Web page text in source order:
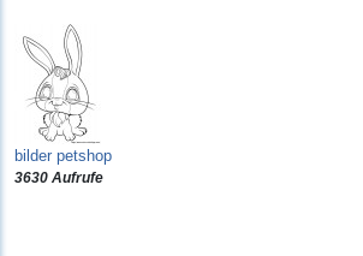
bilder petshop
3630 Aufrufe